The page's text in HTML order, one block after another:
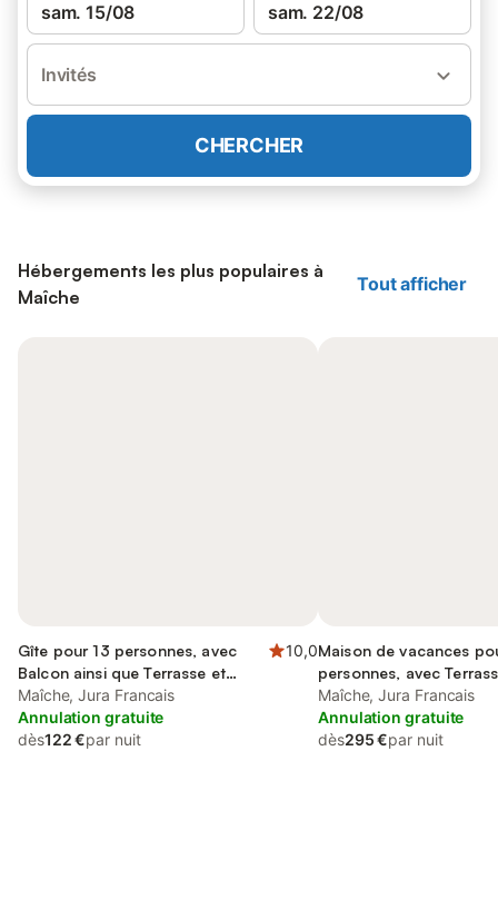
sam. 15/08 sam. 22/08
Invités
CHERCHER
Hébergements les plus populaires à
Maîche
Tout afficher
Gîte pour 13 personnes, avec
Balcon ainsi que Terrasse et
Jardin
10,0
Maîche, Jura Francais
Annulation gratuite
dès122 €par nuit
Maison de vacances
personnes, avec
Maîche, Jura Francais
Annulation gratuite
dès295 €par nuit